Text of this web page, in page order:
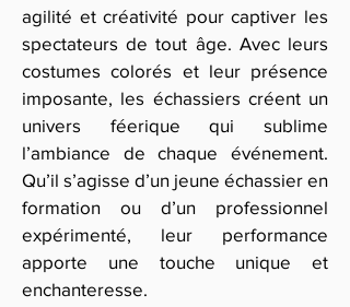
agilité et créativité pour captiver les
spectateurs de tout âge. Avec leurs
costumes colorés et leur présence
imposante, les échassiers créent un
univers féerique qui sublime
l’ambiance de chaque événement.
Qu’il s’agisse d’un jeune échassier en
formation ou d’un professionnel
expérimenté, leur performance
apporte une touche unique et
enchanteresse.